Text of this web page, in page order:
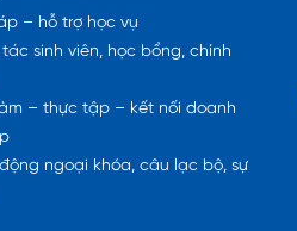
– hỗ trợ học vụ
sinh viên, học bổng, chính
– thực tập – kết nối doanh
ngoại khóa, câu lạc bộ, sự